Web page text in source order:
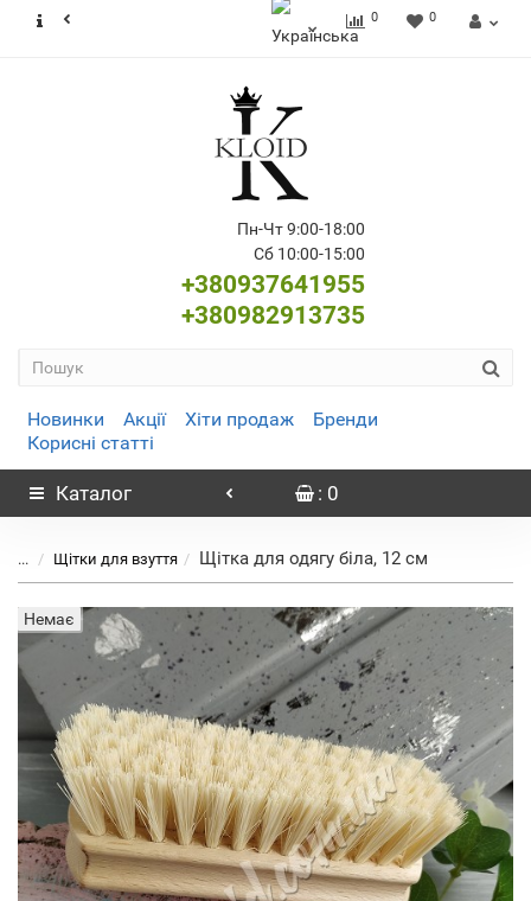
0 0
Пн-Чт 9:00-18:00
Сб 10:00-15:00
+380937641955
+380982913735
Новинки Акції Хіти продаж
Бренди
Корисні статті
Каталог : 0
... Щітки для взуття Щітка для одягу біла, 12 см
Немає